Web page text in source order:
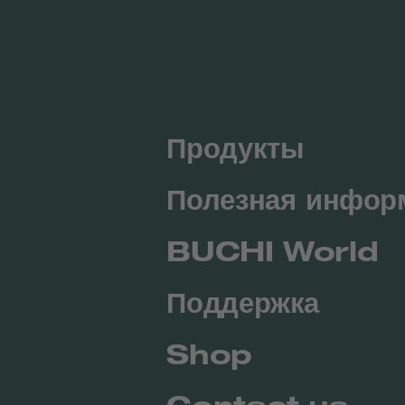
Продукты
Полезная
BUCHI World
Поддержка
Shop